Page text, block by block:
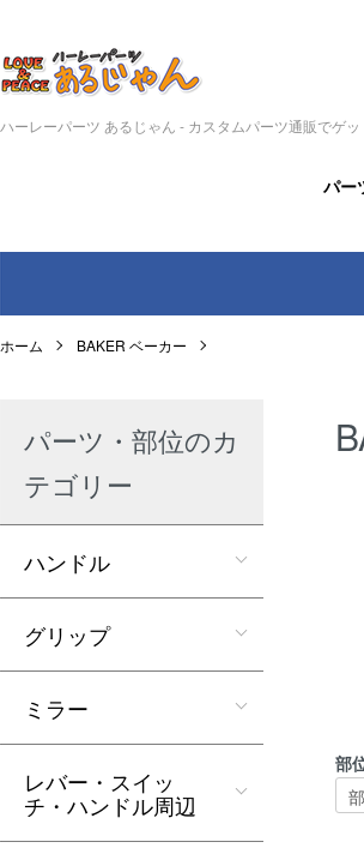
ハーレーパーツ あるじゃん - カスタムパーツ通販でゲ
パー
ホーム BAKER ベーカー
部
パーツ・部位のカ
テゴリー
ハンドル
グリップ
ミラー
レバー・スイッ
チ・ハンドル周辺